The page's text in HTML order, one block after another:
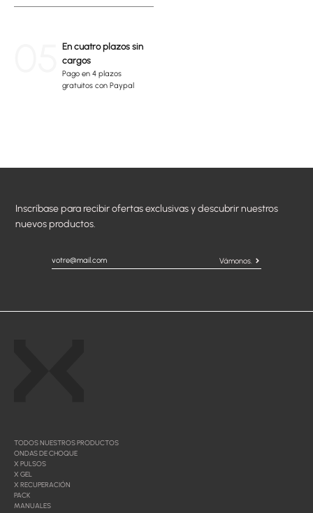
En cuatro plazos sin
cargos
Pago en 4 plazos
gratuitos con Paypal
Inscríbase para recibir ofertas exclusivas y descubrir nuestros
nuevos productos.
Vámonos.
TODOS NUESTROS PRODUCTOS
ONDAS DE CHOQUE
X PULSOS
X GEL
X RECUPERACIÓN
PACK
MANUALES